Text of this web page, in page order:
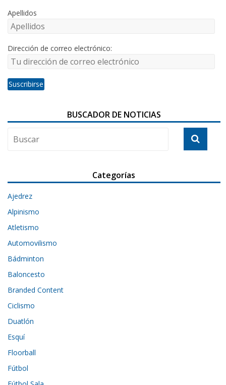
Apellidos
Dirección de correo electrónico:
BUSCADOR DE NOTICIAS
Categorías
Ajedrez
Alpinismo
Atletismo
Automovilismo
Bádminton
Baloncesto
Branded Content
Ciclismo
Duatlón
Esquí
Floorball
Fútbol